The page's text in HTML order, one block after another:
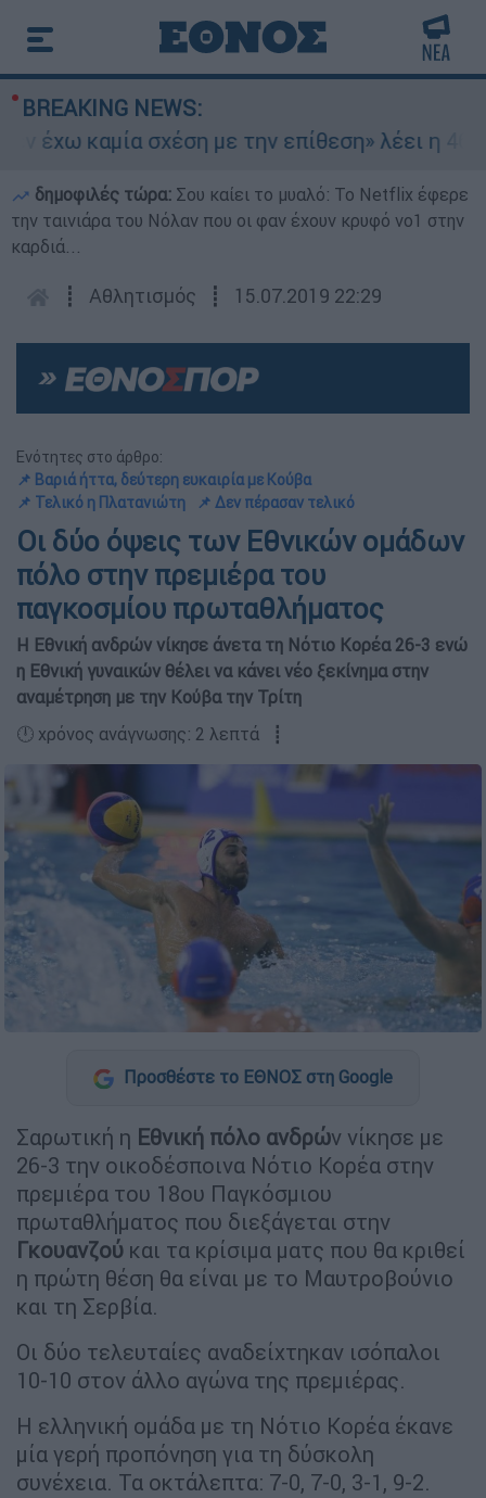
BREAKING NEWS:
καμία σχέση με την επίθεση» λέει η
δημοφιλές τώρα: Σου καίει το μυαλό: Το Netflix έφερε
την ταινιάρα του Νόλαν που οι φαν έχουν κρυφό νο1 στην
καρδιά...
┋ Αθλητισμός ┋ 15.07.2019 22:29
Ενότητες στο άρθρο:
📌 Βαριά ήττα, δεύτερη ευκαιρία με Κούβα
📌 Τελικό η Πλατανιώτη
📌 Δεν πέρασαν τελικό
Οι δύο όψεις των Εθνικών ομάδων
πόλο στην πρεμιέρα του
παγκοσμίου πρωταθλήματος
Η Εθνική ανδρών νίκησε άνετα τη Νότιο Κορέα 26-3 ενώ
η Εθνική γυναικών θέλει να κάνει νέο ξεκίνημα στην
αναμέτρηση με την Κούβα την Τρίτη
🕛 χρόνος ανάγνωσης: 2 λεπτά ┋
Προσθέστε το ΕΘΝΟΣ στη Google
Σαρωτική η Εθνική πόλο ανδρών νίκησε με
26-3 την οικοδέσποινα Νότιο Κορέα στην
πρεμιέρα του 18ου Παγκόσμιου
πρωταθλήματος που διεξάγεται στην
Γκουανζού και τα κρίσιμα ματς που θα κριθεί
η πρώτη θέση θα είναι με το Μαυτροβούνιο
και τη Σερβία.
Οι δύο τελευταίες αναδείχτηκαν ισόπαλοι
10-10 στον άλλο αγώνα της πρεμιέρας.
Η ελληνική ομάδα με τη Νότιο Κορέα έκανε
μία γερή προπόνηση για τη δύσκολη
συνέχεια. Τα οκτάλεπτα: 7-0, 7-0, 3-1, 9-2.